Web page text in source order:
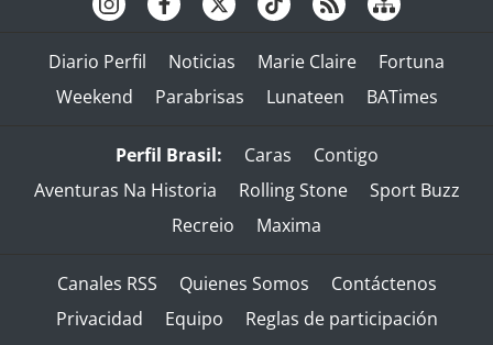
Diario Perfil Noticias Marie Claire
Fortuna
Weekend
Parabrisas Lunateen BATimes
Perfil Brasil: Caras
Contigo
Aventuras Na Historia
Rolling Stone
Sport Buzz
Recreio
Maxima
Canales RSS Quienes Somos
Contáctenos
Privacidad
Equipo
Reglas de participación